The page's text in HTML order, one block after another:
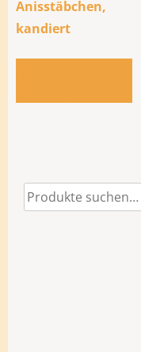
Anisstäbchen,
kandiert
Suche
nach: